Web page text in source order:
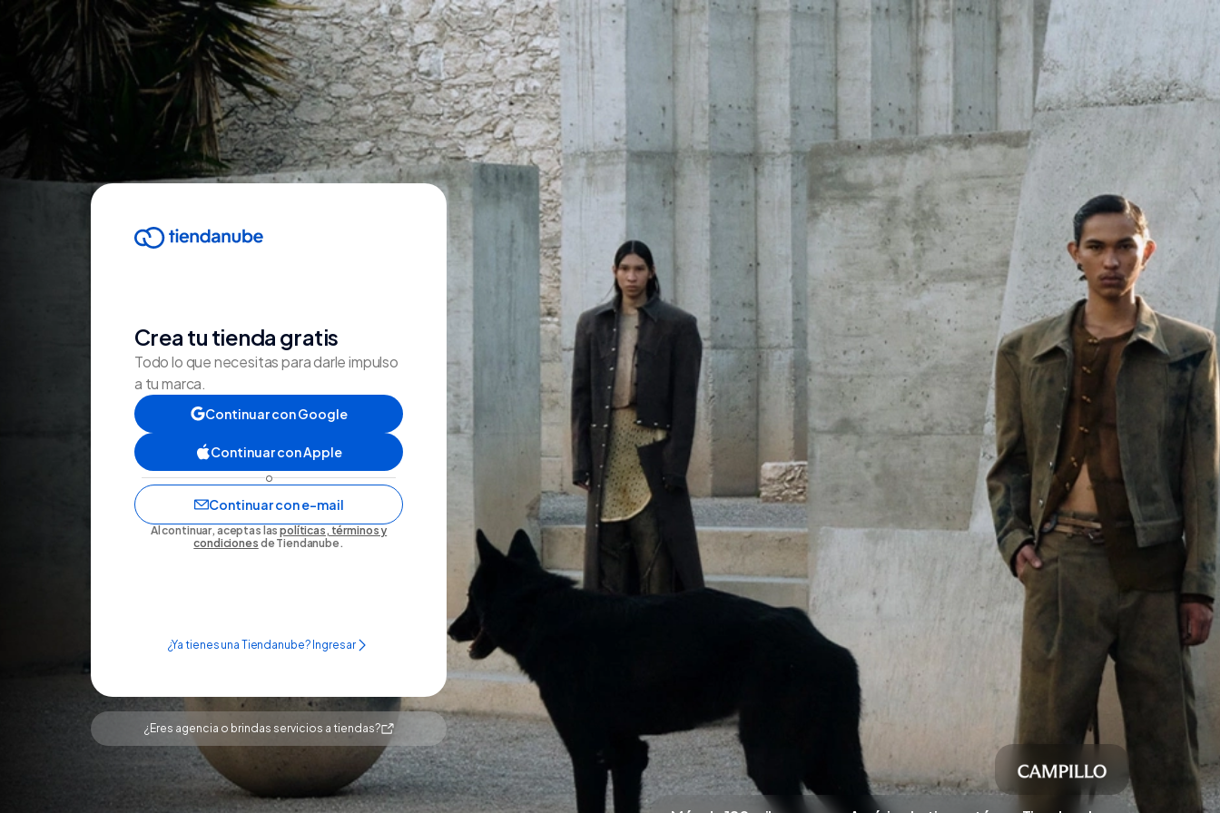
Crea tu tienda gratis
Todo lo que necesitas para darle impulso
a tu marca.
Continuar con Google
Continuar con Apple
o
Continuar con e-mail
Al continuar, aceptas laspolíticas, términos y
condiciones de Tiendanube.
¿Ya tienes una Tiendanube? Ingresar
¿Eres agencia o brindas servicios a tiendas?